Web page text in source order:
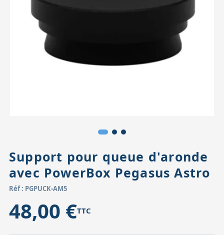
Accessoires pour montures
Têtes
Pièces détachées
Support pour queue d'aronde
avec PowerBox Pegasus Astro
Réf : PGPUCK-AM5
48,00 €TTC